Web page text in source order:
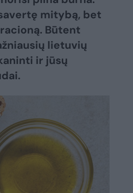
mitybą, bet
Būtent
lietuvių
ir jūsų